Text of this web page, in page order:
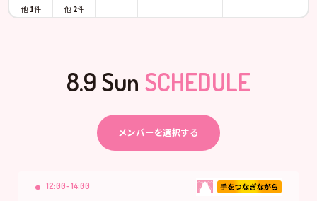
他 1件 他 2件
8.9 Sun SCHEDULE
メンバーを選択する
12:00- 14:00